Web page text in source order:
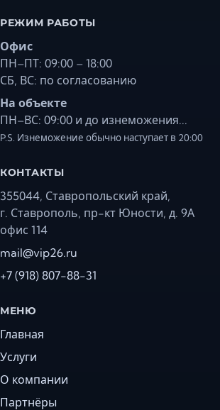
РЕЖИМ РАБОТЫ
Офис
ПН–ПТ: 09:00 – 18:00
СБ, ВС: по согласованию
На объекте
ПН–ВС: 09:00 и до изнеможения...
P.S. Изнеможение обычно наступает в 20:00
КОНТАКТЫ
355044, Ставропольский край,
г. Ставрополь, пр-кт Юности, д. 9А
офис 114
mail@vip26.ru
+7 (918) 807-88-31
МЕНЮ
Главная
Услуги
О компании
Партнёры